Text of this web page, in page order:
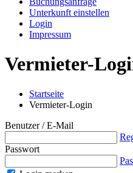
Unterkunft einstellen
Login
Impressum
Vermieter-
Startseite
Vermieter-Login
Benutzer / E-Mail
Passwort